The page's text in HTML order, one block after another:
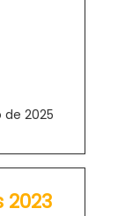
2025